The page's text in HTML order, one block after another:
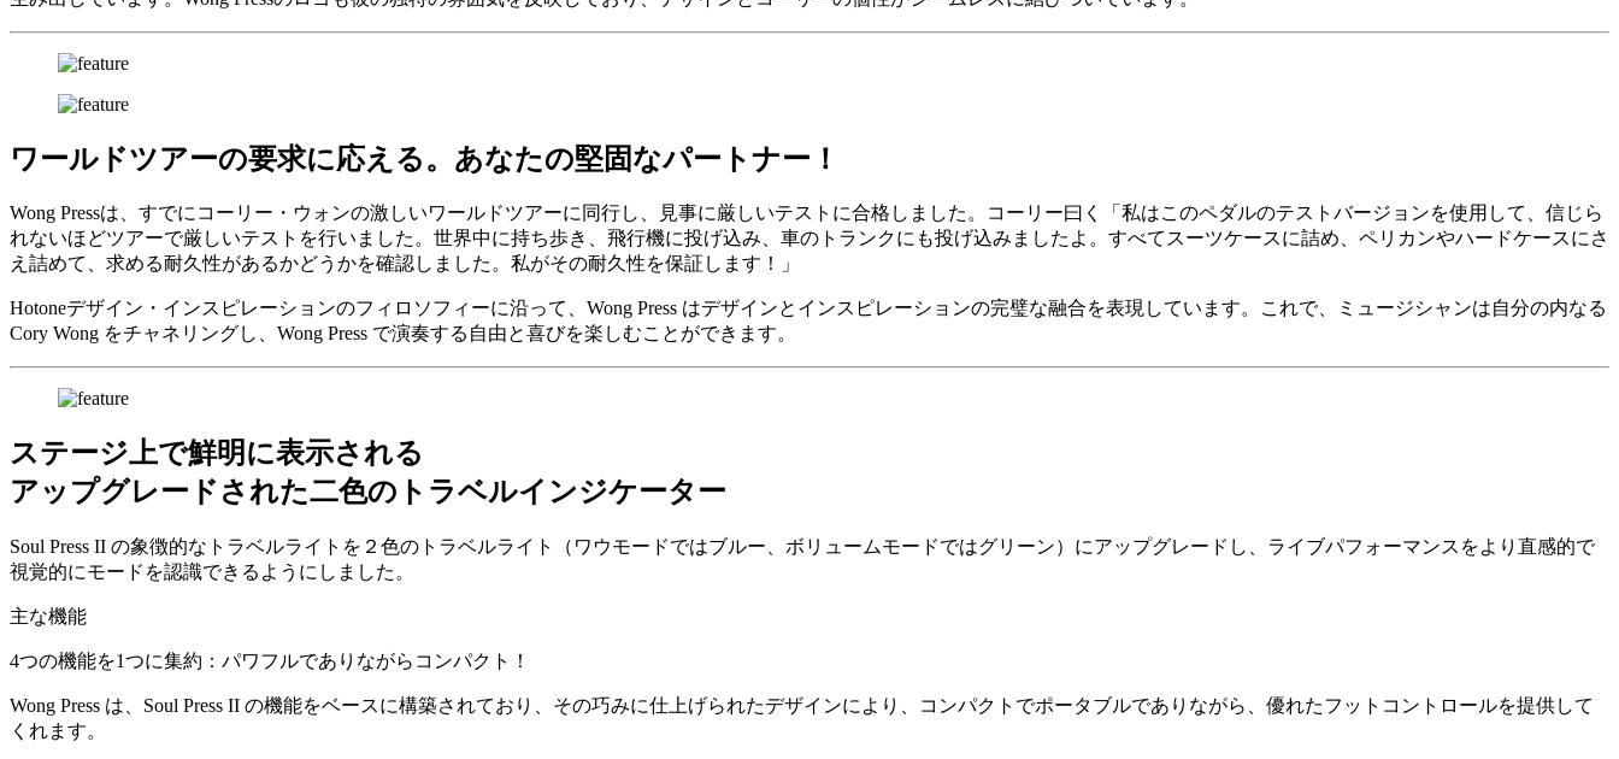
ワールドツアーの要求に応える。あなたの堅固なパートナー！
Wong Pressは、すでにコーリー・ウォンの激しいワールドツアーに同行し、見事に厳しいテストに合格しました。コーリー曰く「私はこのペダルのテストバージョンを使用して、信じら
れないほどツアーで厳しいテストを行いました。世界中に持ち歩き、飛行機に投げ込み、車のトランクにも投げ込みましたよ。すべてスーツケースに詰め、ペリカンやハードケースにさ
え詰めて、求める耐久性があるかどうかを確認しました。私がその耐久性を保証します！」
Hotoneデザイン・インスピレーションのフィロソフィーに沿って、Wong Press はデザインとインスピレーションの完璧な融合を表現しています。これで、ミュージシャンは自分の内なる
Cory Wong をチャネリングし、Wong Press で演奏する自由と喜びを楽しむことができます。
ステージ上で鮮明に表示される
アップグレードされた二色のトラベルインジケーター
Soul Press II の象徴的なトラベルライトを２色のトラベルライト（ワウモードではブルー、ボリュームモードではグリーン）にアップグレードし、ライブパフォーマンスをより直感的で
視覚的にモードを認識できるようにしました。
主な機能
4つの機能を1つに集約：パワフルでありながらコンパクト！
Wong Press は、Soul Press II の機能をベースに構築されており、その巧みに仕上げられたデザインにより、コンパクトでポータブルでありながら、優れたフットコントロールを提供して
くれます。